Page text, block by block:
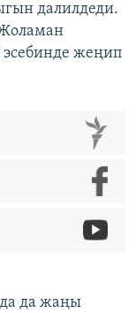
далилдеди.
жеңип
да жаңы